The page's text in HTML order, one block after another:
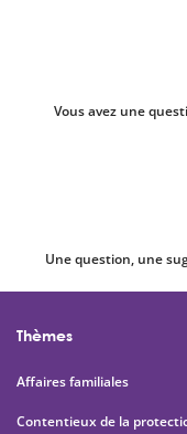
Vous avez une
Une question, une
Thèmes
Affaires familiales
Contentieux de la